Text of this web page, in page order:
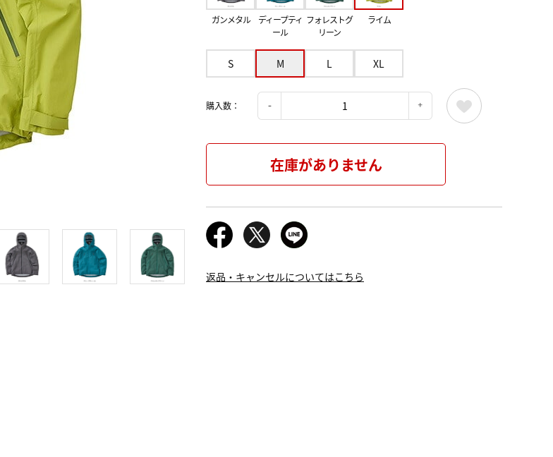
ガンメタル
ディープティ
ール
フォレストグ
リーン
ライム
S M L XL
購入数：
在庫がありません
返品・キャンセルについてはこちら